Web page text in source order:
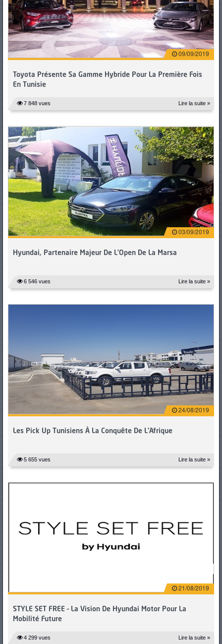
09/09/2019
Toyota Présente Sa Gamme Hybride Pour La Première Fois
En Tunisie
7 848 vues Lire la suite »
03/09/2019
Hyundai, Partenaire Majeur De L’Open De La Marsa
6 546 vues Lire la suite »
24/08/2019
Les Pick Up Tunisiens À La Conquête De L'Afrique
5 655 vues Lire la suite »
21/08/2019
STYLE SET FREE – La Vision De Hyundai Motor Pour La
Mobilité Future
4 299 vues Lire la suite »